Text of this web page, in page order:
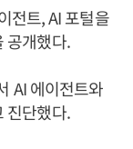
전트, AI 포털을
공개했다.
AI 에이전트와
진단했다.